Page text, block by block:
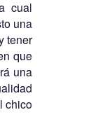
cual
una
tener
que
una
chico